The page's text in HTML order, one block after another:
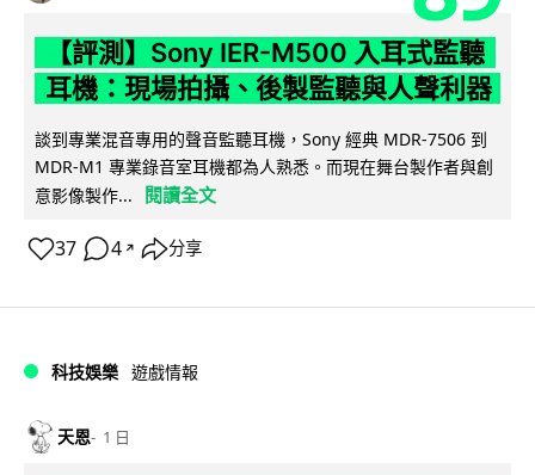
【評測】Sony IER-M500 入耳式監聽
耳機：現場拍攝、後製監聽與人聲利器
談到專業混音專用的聲音監聽耳機，Sony 經典 MDR-7506 到
MDR-M1 專業錄音室耳機都為人熟悉。而現在舞台製作者與創
意影像製作...
閱讀全文
37 4 ↗ 分享
科技娛樂 遊戲情報
天恩 1 日